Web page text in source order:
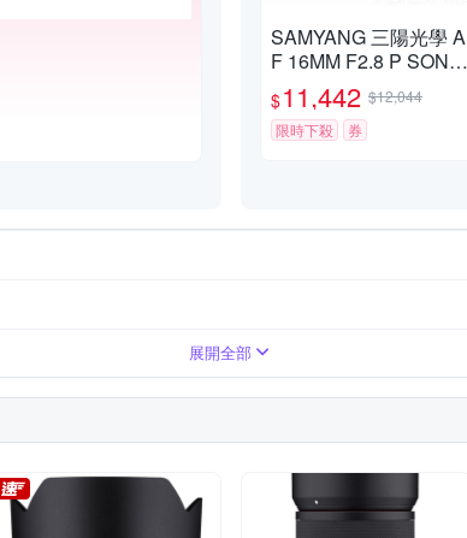
SAMYANG 三陽光學 A
F 16MM F2.8 P SONY
FE 輕便廣角鏡頭 公司
貨
$11,442 $12,044
限時下殺
券
展開全部